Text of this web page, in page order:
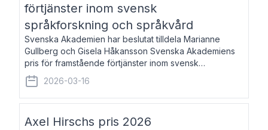
förtjänster inom svensk
språkforskning och språkvård
Svenska Akademien har beslutat tilldela Marianne
Gullberg och Gisela Håkansson Svenska Akademiens
pris för framstående förtjänster inom svensk
språkforskning och språkvård till minne av Carl Gabriel
och Karin Forsberg för år 2026. Prissumma
2026-03-16
Axel Hirschs pris 2026